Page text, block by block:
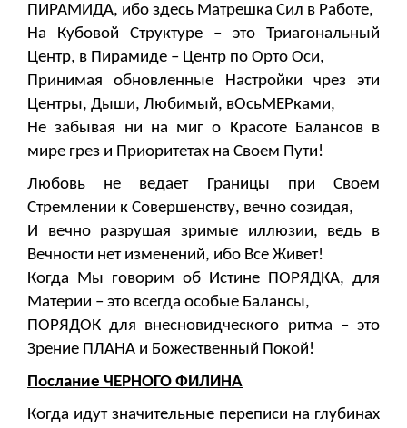
ПИРАМИДА, ибо здесь Матрешка Сил в Работе,
На Кубовой Структуре – это Триагональный
Центр, в Пирамиде – Центр по Орто Оси,
Принимая обновленные Настройки чрез эти
Центры, Дыши, Любимый, вОсьМЕРками,
Не забывая ни на миг о Красоте Балансов в
мире грез и Приоритетах на Своем Пути!
Любовь не ведает Границы при Своем
Стремлении к Совершенству, вечно созидая,
И вечно разрушая зримые иллюзии, ведь в
Вечности нет изменений, ибо Все Живет!
Когда Мы говорим об Истине ПОРЯДКА, для
Материи – это всегда особые Балансы,
ПОРЯДОК для внесновидческого ритма – это
Зрение ПЛАНА и Божественный Покой!
Послание ЧЕРНОГО ФИЛИНА
Когда идут значительные переписи на глубинах